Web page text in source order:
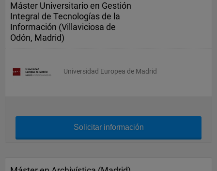
Máster Universitario en Gestión
Integral de Tecnologías de la
Información (Villaviciosa de
Odón, Madrid)
Universidad Europea de Madrid
Solicitar información